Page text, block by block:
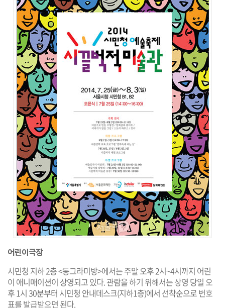
어린이극장
시민청 지하 2층 <동그라미방>에서는 주말 오후 2시~4시까지 어린
이 애니매이션이 상영되고 있다. 관람을 하기 위해서는 상영 당일 오
후 1시 30분부터 시민청 안내데스크(지하1층)에서 선착순으로 번호
표를 발급받으면 된다.